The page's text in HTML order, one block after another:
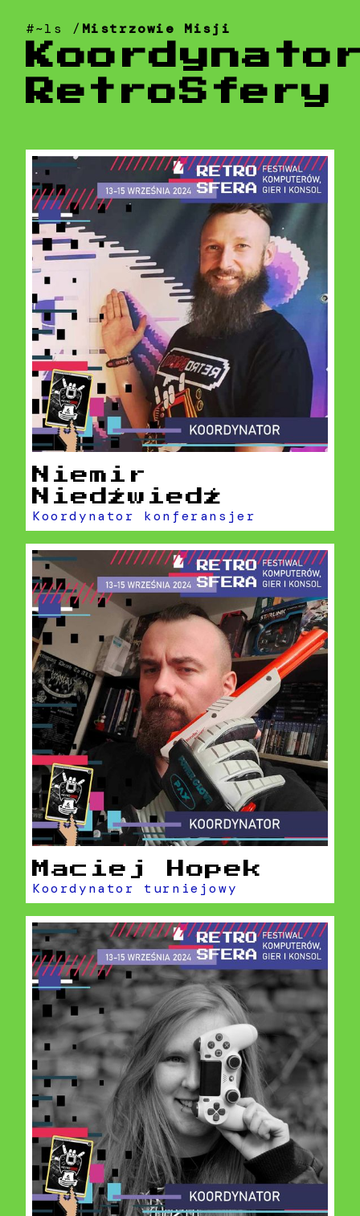
#~ls / Mistrzowie Misji
RetroSfery
Niemir
Niedźwiedź
Koordynator konferansjer
Maciej Hopek
Koordynator turniejowy